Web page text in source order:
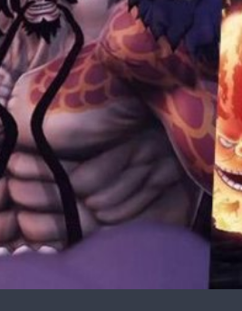
และทีมพัฒนา Omega Force ได้
กม One Piece: Pirate Warriors 4
ให้เห็น 2 ใน 4 จักรพรรดิ “ไคโด”
อสูร และ “บิ๊กมัม” (ชาร์ล็อตต์ หลิน
ลัดบิ๊กมัม
ก่อนหน้านี้นิตยสาร Weekly
าทั้งไคโดและบิ๊กมัมจะเป็นตัวละครที่
ยบิ๊กมัมสามารถควบคุมสภาพอากาศ
อุสและซุส ส่วนไคโดสามารถแปลงเป็น
Pirate Warriors 4 มีกำหนดวาง
การในวันที่ 26 มีนาคม 2020 บน
4 , Xbox One และ Nintendo
ซนอเมริกาและยุโรปจะวางจำหน่าย
days ago